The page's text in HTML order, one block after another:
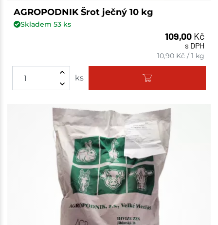
AGROPODNIK Šrot ječný 10 kg
Skladem 53ks
109,00 Kč
s DPH
10,90 Kč /1 kg
ks